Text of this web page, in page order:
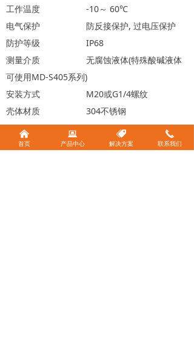
工作温度 -10～ 60℃
电气保护 防反接保护, 过电压保护
防护等级 IP68
测量介质 无腐蚀液体(特殊酸碱液体
可使用MD-S405系列)
安装方式 M20或G1/4螺纹
壳体材质 304不锈钢
낀
首页
뀵
产品中心
뀄
解决方案
끅
联系我们